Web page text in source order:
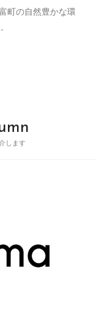
町の自然豊かな環
します